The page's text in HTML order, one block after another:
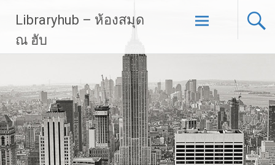
content
Libraryhub – ห้องสมุด
ณ ฮับ